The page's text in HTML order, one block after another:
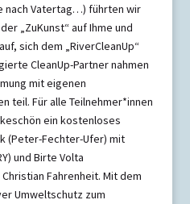
nach Vatertag…) führten wir
„ZuKunst“ auf Ihme und
sich dem „RiverCleanUp“
CleanUp-Partner nahmen
mit eigenen
teil. Für alle Teilnehmer*innen
ein kostenloses
(Peter-Fechter-Ufer) mit
und Birte Volta
Fahrenheit. Mit dem
Umweltschutz zum